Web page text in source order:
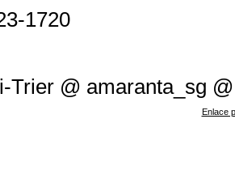
1720
Trier @ amaranta_sg @
Enlace